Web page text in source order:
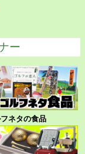
ー
ネタの食品